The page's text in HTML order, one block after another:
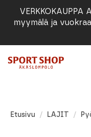
myymälä ja
Etusivu LAJIT